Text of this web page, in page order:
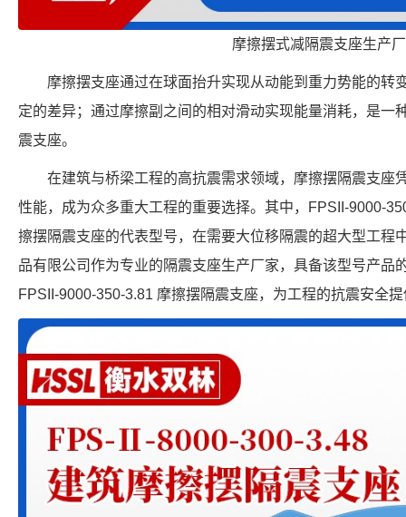
摩擦摆式减隔震支座生产
摩擦摆支座通过在球面抬升实现从动能到重力势能的转
定的差异；通过摩擦副之间的相对滑动实现能量消耗，是一
震支座。
在建筑与桥梁工程的高抗震需求领域，摩擦摆隔震支座
性能，成为众多重大工程的重要选择。其中，FPSII-9000-
擦摆隔震支座的代表型号，在需要大位移隔震的超大型工程
品有限公司作为专业的隔震支座生产厂家，具备该型号产品
FPSII-9000-350-3.81 摩擦摆隔震支座，为工程的抗震安全